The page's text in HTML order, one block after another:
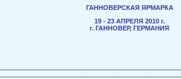
ГАННОВЕРСКАЯ ЯРМАРКА
19 - 23 АПРЕЛЯ 2010 г.
г. ГАННОВЕР, ГЕРМАНИЯ